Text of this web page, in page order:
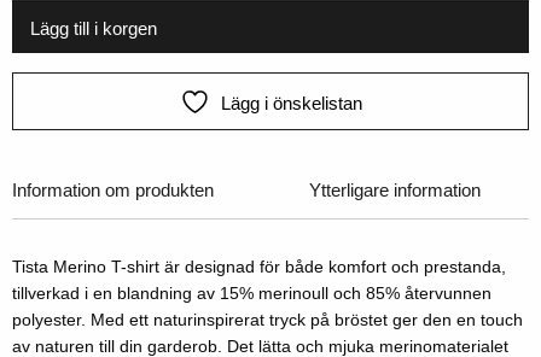
Lägg till i korgen
Lägg i önskelistan
Information om produkten Ytterligare information
Tista Merino T-shirt är designad för både komfort och prestanda,
tillverkad i en blandning av 15% merinoull och 85% återvunnen
polyester. Med ett naturinspirerat tryck på bröstet ger den en touch
av naturen till din garderob. Det lätta och mjuka merinomaterialet